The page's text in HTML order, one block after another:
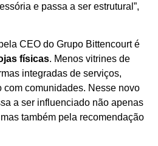
e passa a ser estrutural”,
CEO do Grupo Bittencourt é
físicas. Menos vitrines de
integradas de serviços,
com comunidades. Nesse novo
a ser influenciado não apenas
também pela recomendação